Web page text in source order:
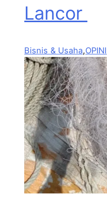
Lancor
Bisnis & Usaha,OPINI